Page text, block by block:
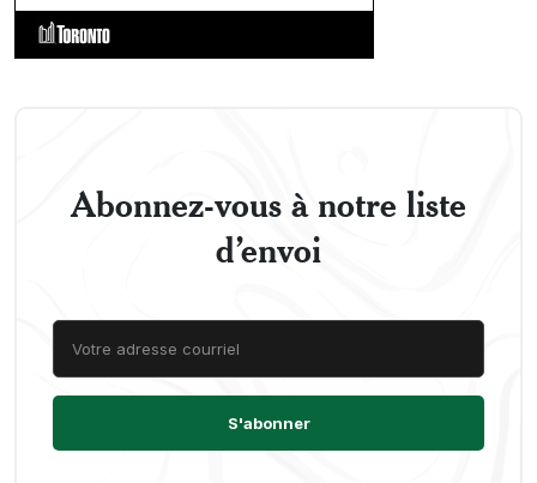
Abonnez-vous à notre liste
d’envoi